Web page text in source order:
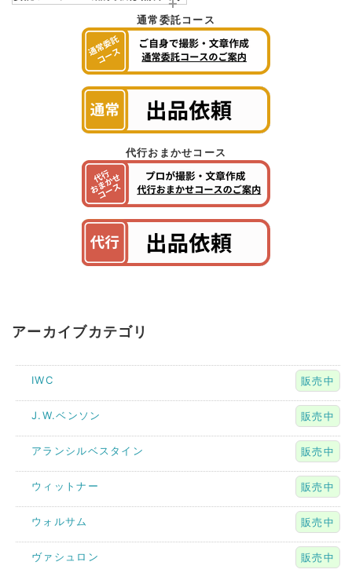
通常委託コース
代行おまかせコース
アーカイブカテゴリ
IWC 販売中
J.W.ベンソン 販売中
アランシルベスタイン 販売中
ウィットナー 販売中
ウォルサム 販売中
ヴァシュロン 販売中